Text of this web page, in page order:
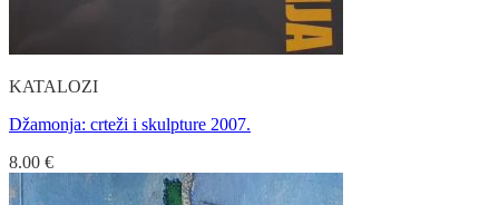
KATALOZI
Džamonja: crteži i skulpture 2007.
8.00 €